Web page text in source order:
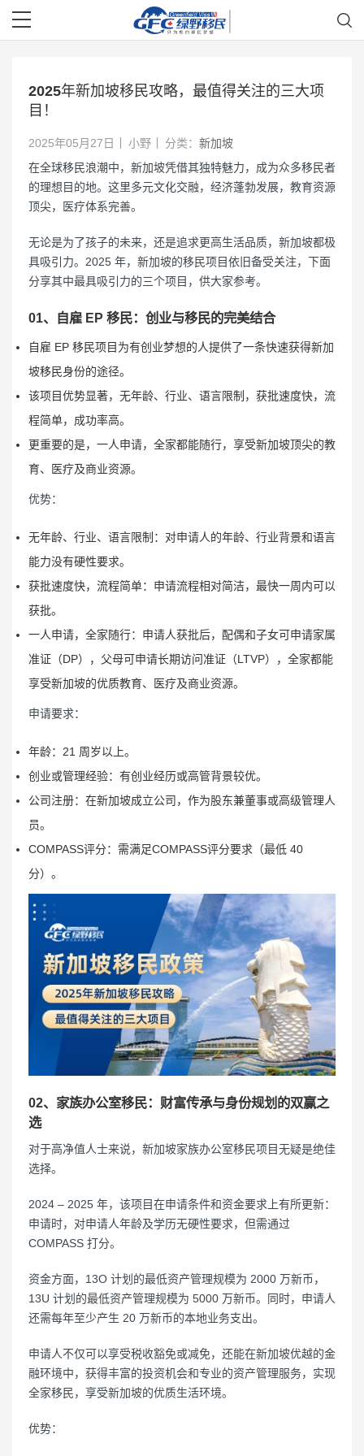
2025年新加坡移民攻略，最值得关注的三大项
目！
2025年05月27日 小野 分类： 新加坡
在全球移民浪潮中，新加坡凭借其独特魅力，成为众多移民者
的理想目的地。这里多元文化交融，经济蓬勃发展，教育资源
顶尖，医疗体系完善。
无论是为了孩子的未来，还是追求更高生活品质，新加坡都极
具吸引力。2025 年，新加坡的移民项目依旧备受关注，下面
分享其中最具吸引力的三个项目，供大家参考。
01、自雇 EP 移民：创业与移民的完美结合
自雇 EP 移民项目为有创业梦想的人提供了一条快速获得新加
坡移民身份的途径。
该项目优势显著，无年龄、行业、语言限制，获批速度快，流
程简单，成功率高。
更重要的是，一人申请，全家都能随行，享受新加坡顶尖的教
育、医疗及商业资源。
优势：
无年龄、行业、语言限制：对申请人的年龄、行业背景和语言
能力没有硬性要求。
获批速度快，流程简单：申请流程相对简洁，最快一周内可以
获批。
一人申请，全家随行：申请人获批后，配偶和子女可申请家属
准证（DP），父母可申请长期访问准证（LTVP），全家都能
享受新加坡的优质教育、医疗及商业资源。
申请要求：
年龄：21 周岁以上。
创业或管理经验：有创业经历或高管背景较优。
公司注册：在新加坡成立公司，作为股东兼董事或高级管理人
员。
COMPASS评分：需满足COMPASS评分要求（最低 40
分）。
02、家族办公室移民：财富传承与身份规划的双赢之
选
对于高净值人士来说，新加坡家族办公室移民项目无疑是绝佳
选择。
2024 – 2025 年，该项目在申请条件和资金要求上有所更新：
申请时，对申请人年龄及学历无硬性要求，但需通过
COMPASS 打分。
资金方面，13O 计划的最低资产管理规模为 2000 万新币，
13U 计划的最低资产管理规模为 5000 万新币。同时，申请人
还需每年至少产生 20 万新币的本地业务支出。
申请人不仅可以享受税收豁免或减免，还能在新加坡优越的金
融环境中，获得丰富的投资机会和专业的资产管理服务，实现
全家移民，享受新加坡的优质生活环境。
优势：